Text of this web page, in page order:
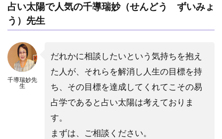
1.町
田の
手相
でオ
スス
メの
先生
占い太陽で人気の千導瑞妙（せんどう ずいみょ
う）先生
千導瑞妙先
生
だれかに相談したいという気持ちを抱え
た人が、それらを解消し人生の目標を持
ち、その目標を達成してくれてこその易
占学であると占い太陽は考えておりま
す。
まずは、ご相談ください。